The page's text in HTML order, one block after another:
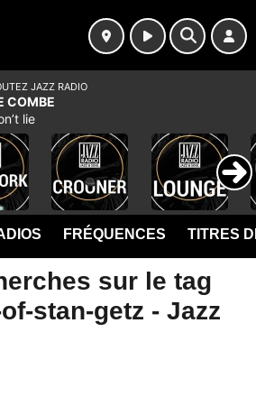
FRÉQUENCES TITRES
sur le tag
stan-getz - Jazz
JAZZ RADIO
COMBE
lie